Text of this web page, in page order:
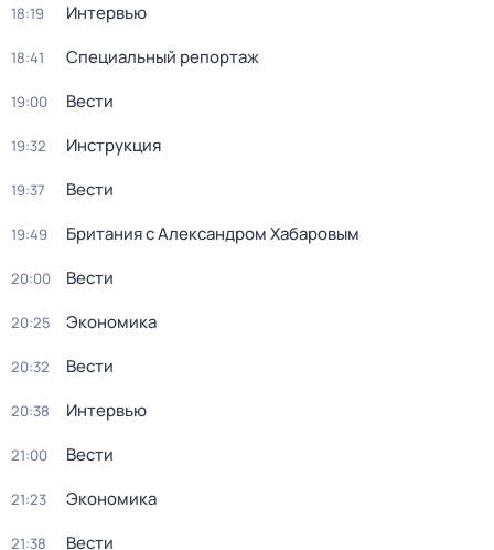
18:19 Интервью
18:41 Специальный репортаж
19:00 Вести
19:32 Инструкция
19:37 Вести
19:49 Британия с Александром Хабаровым
20:00 Вести
20:25 Экономика
20:32 Вести
20:38 Интервью
21:00 Вести
21:23 Экономика
21:38 Вести